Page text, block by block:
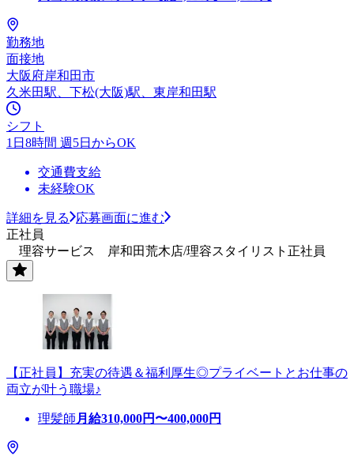
勤務地
面接地
大阪府岸和田市
久米田駅、下松(大阪)駅、東岸和田駅
シフト
1日8時間 週5日からOK
交通費支給
未経験OK
詳細を見る
応募画面に進む
正社員
理容サービス 岸和田荒木店/理容スタイリスト正社員
【正社員】充実の待遇＆福利厚生◎プライベートとお仕事の
両立が叶う職場♪
理髪師 月給310,000円〜400,000円